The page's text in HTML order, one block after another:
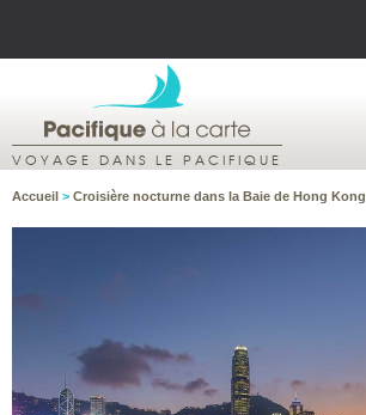
VOYAGE DANS LE PACIFIQUE
Accueil > Croisière nocturne dans la Baie de Hong Kong